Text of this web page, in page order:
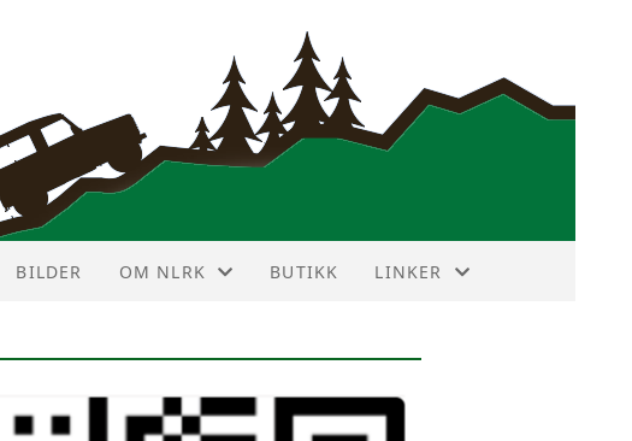
BILDER OM NLRK
HISTORIE
BUTIKK LINKER
NBF TERRAIN TOURING